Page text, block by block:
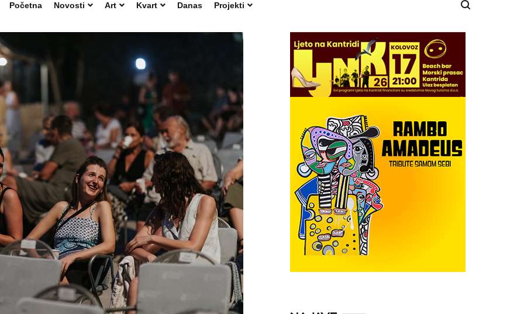
Početna
Novosti Art Kvart Danas Projekti